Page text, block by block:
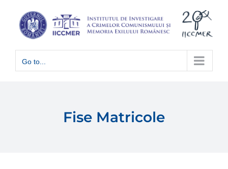
content
Go to...
Fise Matricole